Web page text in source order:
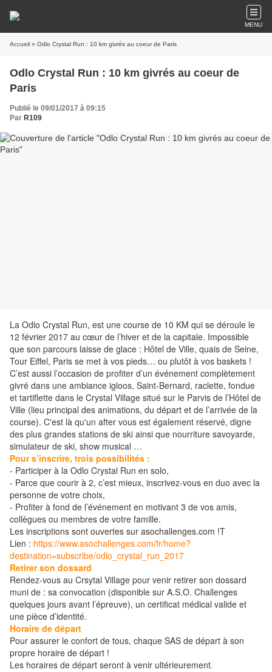
MENU
Accueil » Odlo Crystal Run : 10 km givrés au coeur de Paris
Odlo Crystal Run : 10 km givrés au coeur de
Paris
Publié le 09/01/2017 à 09:15
Par R109
La Odlo Crystal Run, est une course de 10 KM qui se déroule le
12 février 2017 au cœur de l’hiver et de la capitale. Impossible
que son parcours laisse de glace : Hôtel de Ville, quais de Seine,
Tour Eiffel, Paris se met à vos pieds… ou plutôt à vos baskets !
C’est aussi l’occasion de profiter d’un événement complètement
givré dans une ambiance igloos, Saint-Bernard, raclette, fondue
et tartiflette dans le Crystal Village situé sur le Parvis de l’Hôtel de
Ville (lieu principal des animations, du départ et de l’arrivée de la
course). C'est là qu'un after vous est également réservé, digne
des plus grandes stations de ski ainsi que nourriture savoyarde,
simulateur de ski, show musical …
Pour s’inscrire, trois possibilités :
- Participer à la Odlo Crystal Run en solo,
- Parce que courir à 2, c’est mieux, inscrivez-vous en duo avec la
personne de votre choix,
- Profiter à fond de l’événement en motivant 3 de vos amis,
collègues ou membres de votre famille.
Les inscriptions sont ouvertes sur asochallenges.com !T
Lien : https://www.asochallenges.com/fr/home?
destination=subscribe/odlo_crystal_run_2017
Retirer son dossard
Rendez-vous au Crsytal Village pour venir retirer son dossard
muni de : sa convocation (disponible sur A.S.O. Challenges
quelques jours avant l’épreuve), un certificat médical valide et
une pièce d’identité.
Horaire de départ
Pour assurer le confort de tous, chaque SAS de départ à son
propre horaire de départ !
Les horaires de départ seront à venir ultérieurement